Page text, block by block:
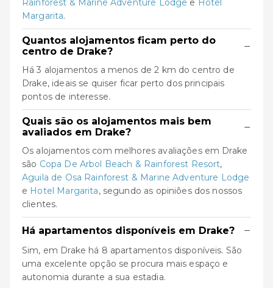
Rainforest & Marine Adventure Lodge e Hotel
Margarita.
Quantos alojamentos ficam perto do
centro de Drake?
−
Há 3 alojamentos a menos de 2 km do centro de
Drake, ideais se quiser ficar perto dos principais
pontos de interesse.
Quais são os alojamentos mais bem
avaliados em Drake?
−
Os alojamentos com melhores avaliações em Drake
são Copa De Arbol Beach & Rainforest Resort,
Aguila de Osa Rainforest & Marine Adventure Lodge
e Hotel Margarita, segundo as opiniões dos nossos
clientes.
Há apartamentos disponíveis em Drake? −
Sim, em Drake há 8 apartamentos disponíveis. São
uma excelente opção se procura mais espaço e
autonomia durante a sua estadia.